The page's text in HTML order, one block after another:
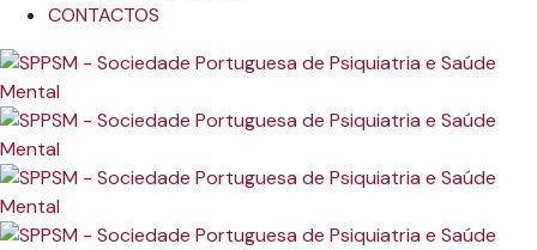
CONTACTOS